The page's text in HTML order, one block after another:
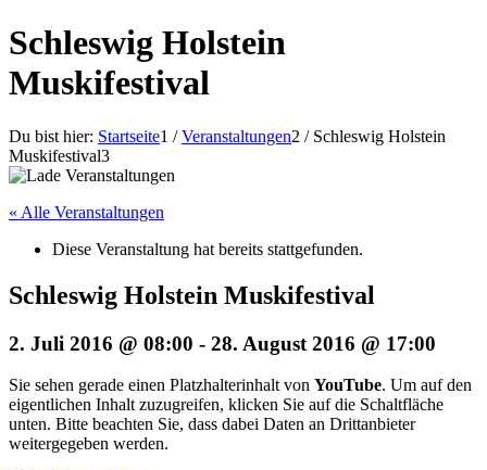
Schleswig Holstein
Muskifestival
Du bist hier: Startseite1 / Veranstaltungen2 / Schleswig Holstein
Muskifestival3
« Alle Veranstaltungen
Diese Veranstaltung hat bereits stattgefunden.
Schleswig Holstein Muskifestival
2. Juli 2016 @ 08:00 - 28. August 2016 @ 17:00
Sie sehen gerade einen Platzhalterinhalt von YouTube. Um auf den
eigentlichen Inhalt zuzugreifen, klicken Sie auf die Schaltfläche
unten. Bitte beachten Sie, dass dabei Daten an Drittanbieter
weitergegeben werden.